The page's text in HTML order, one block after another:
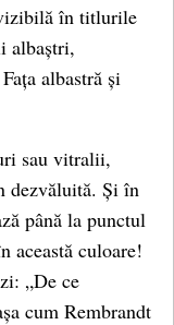
în titlurile
albaștri,
albastră și
sau vitralii,
dezvăluită. Și în
până la punctul
această culoare!
„De ce
cum Rembrandt